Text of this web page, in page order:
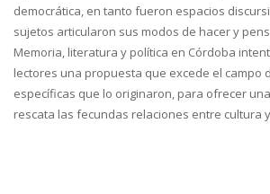
democrática, en tanto fueron espacios
sujetos articularon sus modos de hacer y
Memoria, literatura y política en Córdoba
lectores una propuesta que excede el campo
específicas que lo originaron, para ofrecer
rescata las fecundas relaciones entre cultura